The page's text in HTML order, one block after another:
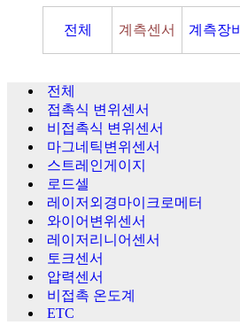
전체 계측센서 계측장비
전체
접촉식 변위센서
비접촉식 변위센서
마그네틱변위센서
스트레인게이지
로드셀
레이저외경마이크로메터
와이어변위센서
레이저리니어센서
토크센서
압력센서
비접촉 온도계
ETC